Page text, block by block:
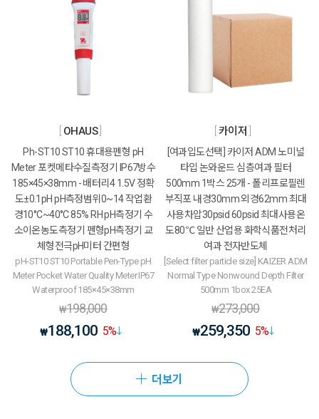
OHAUS
Ph-ST10 ST10 휴대용펜형 pH
Meter 포켓메타수질측정기 IP67방수
185×45×38mm - 배터리4 1.5V 정확
도±0.1pH pH측정범위0~14 작업환
경10°C~40°C 85% RH pH측정기 수
소이온농도측정기 펜형pH측정기 교
체형전극pH미터 간편형
pH-ST10 ST10 Portable Pen-Type pH
Meter Pocket Water Quality Meter IP67
Waterproof 185×45×38mm
₩198,000
₩188,100 5%
카이저
[여과입도선택] 카이저 ADM 노미널
타입 논와운드 심층여과 필터
500mm 1박스 25개 - 폴리프로필렌
부직포 내경30mm 외경62mm 최대
사용차압30psid 60psid 최대사용온
도80℃ 일반 산업용 화학식품전처리
여과 전자반도체
[Select filter particle size] KAIZER ADM
Normal Type Nonwound Depth Filter
500mm 1box 25EA
₩273,000
₩259,350 5%
더보기